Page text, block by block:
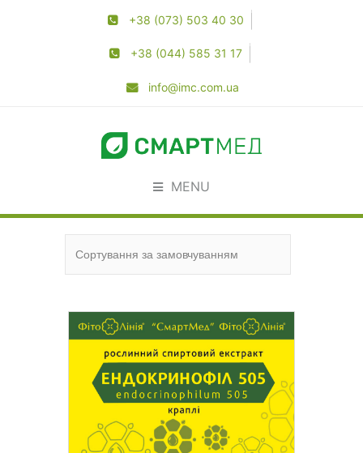
+38 (073) 503 40 30
+38 (044) 585 31 17
info@imc.com.ua
MENU